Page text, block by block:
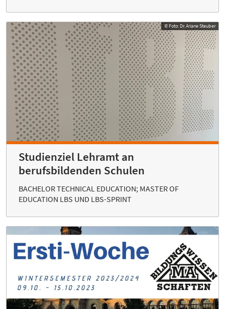
© Foto: Dr. Ariane Steuber
Studienziel Lehramt an
berufsbildenden Schulen
BACHELOR TECHNICAL EDUCATION; MASTER OF
EDUCATION LBS UND LBS-SPRINT